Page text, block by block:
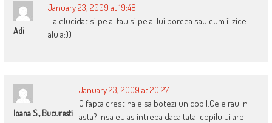
Adi
January 23, 2009 at 19:48
l-a elucidat si pe al tau si pe al lui borcea sau cum ii zice
aluia:))
Ioana S., Bucuresti
January 23, 2009 at 20:27
O fapta crestina e sa botezi un copil.Ce e rau in
asta? Insa eu as intreba daca tatal copilului are